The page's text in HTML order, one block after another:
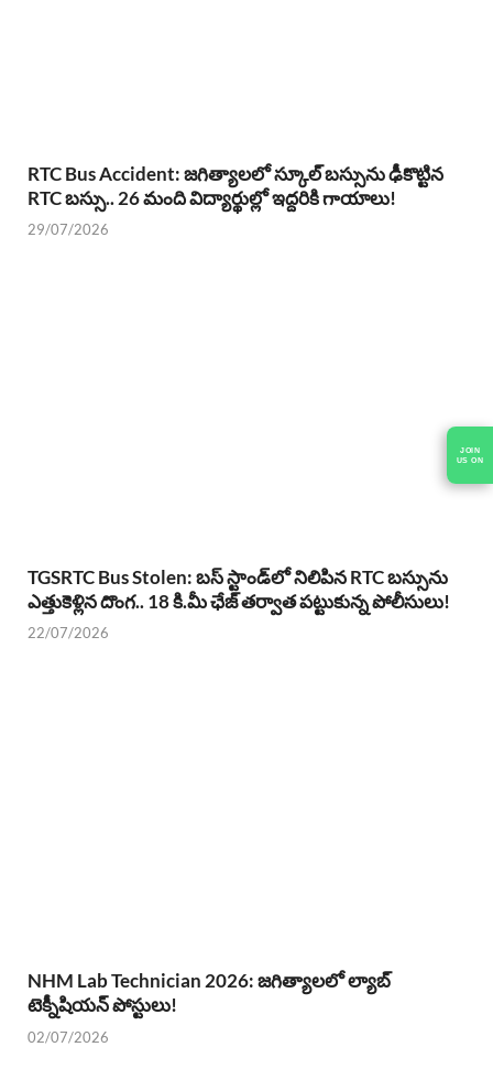
JOIN
US ON
RTC Bus Accident: జగిత్యాలలో స్కూల్ బస్సును ఢీకొట్టిన
RTC బస్సు.. 26 మంది విద్యార్థుల్లో ఇద్దరికి గాయాలు!
29/07/2026
TGSRTC Bus Stolen: బస్ స్టాండ్‌లో నిలిపిన RTC బస్సును
ఎత్తుకెళ్లిన దొంగ.. 18 కి.మీ ఛేజ్ తర్వాత పట్టుకున్న పోలీసులు!
22/07/2026
NHM Lab Technician 2026: జగిత్యాలలో ల్యాబ్
టెక్నీషియన్ పోస్టులు!
02/07/2026